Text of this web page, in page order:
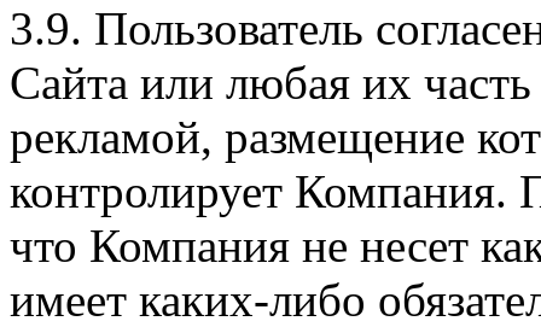
3.9. Пользователь
Сайта или любая их
рекламой, размещение
контролирует Компания.
что Компания не несет
имеет каких-либо